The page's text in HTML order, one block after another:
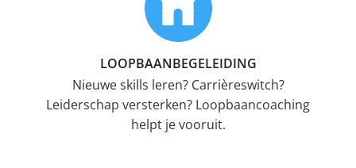
LOOPBAANBEGELEIDING
Nieuwe skills leren? Carrièreswitch?
Leiderschap versterken? Loopbaancoaching
helpt je vooruit.